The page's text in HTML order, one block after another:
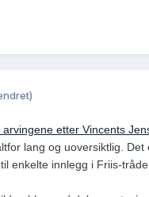
etter Vincents
lang og uoversiktlig.
enkelte innlegg i Friis-